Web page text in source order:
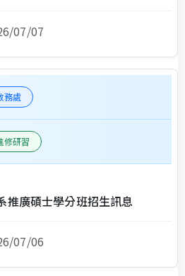
07/07
務處
修研習
推廣碩士學分班招生訊息
07/06